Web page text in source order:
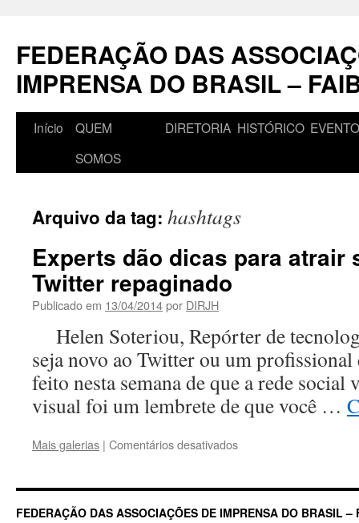
conteúdo
FEDERAÇÃO DAS
IMPRENSA DO BRASIL –
Início
QUEM
SOMOS
DIRETORIA HISTÓRICO
Arquivo da tag: hashtags
Experts dão dicas para atrair
Twitter repaginado
Publicado em 13/04/2014por DIRJH
Helen Soteriou, Repórter de
seja novo ao Twitter ou um
feito nesta semana de que a rede social
visual foi um lembrete de que você …
Mais galerias | Comentários desativadosem
dicas
para
FEDERAÇÃO DAS ASSOCIAÇÕES DE IMPRENSA DO BRASIL –